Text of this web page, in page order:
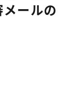
ールの